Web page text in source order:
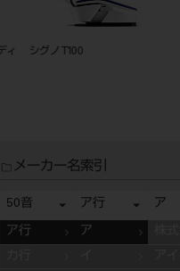
ィ
シグノ T100
メーカー名索引
50音
ア行
ア行
ア
ア